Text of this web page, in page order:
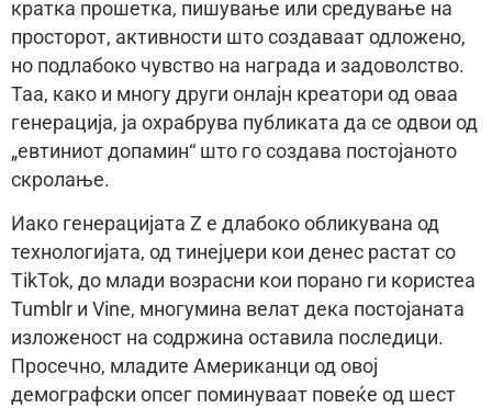
кратка прошетка, пишување или средување на
просторот, активности што создаваат одложено,
но подлабоко чувство на награда и задоволство.
Таа, како и многу други онлајн креатори од оваа
генерација, ја охрабрува публиката да се одвои од
„евтиниот допамин“ што го создава постојаното
скролање.
Иако генерацијата Z е длабоко обликувана од
технологијата, од тинејџери кои денес растат со
TikTok, до млади возрасни кои порано ги користеа
Tumblr и Vine, многумина велат дека постојаната
изложеност на содржина оставила последици.
Просечно, младите Американци од овој
демографски опсег поминуваат повеќе од шест